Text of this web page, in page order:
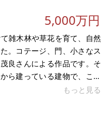
5,000万円
雑木林や草花を育て、自然
。コテージ、門、小さなス
良さんによる作品です。そ
ら建っている建物で、この
てきました。 インターもっと見る